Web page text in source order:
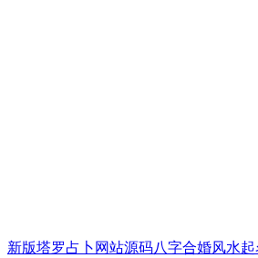
新版塔罗占卜网站源码八字合婚风水